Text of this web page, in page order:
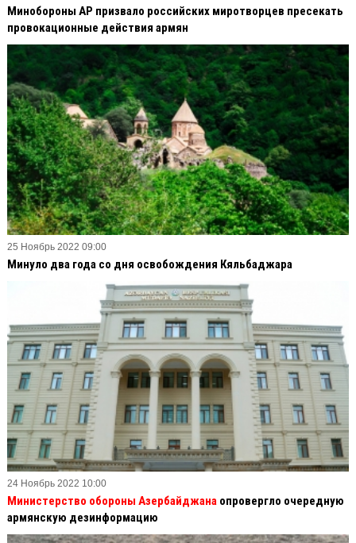
Минобороны АР призвало российских миротворцев пресекать
провокационные действия армян
25 Ноябрь 2022 09:00
Минуло два года со дня освобождения Кяльбаджара
24 Ноябрь 2022 10:00
Министерство обороны Азербайджана опровергло очередную
армянскую дезинформацию